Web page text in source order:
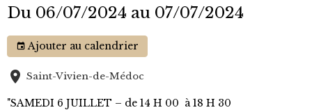
Du 06/07/2024 au 07/07/2024
Ajouter au calendrier
Saint-Vivien-de-Médoc
"SAMEDI 6 JUILLET – de 14 H 00 à 18 H 30